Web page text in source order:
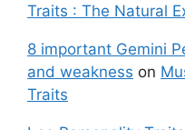
Traits : The Natural
8 important Gemini
and weakness on
Traits